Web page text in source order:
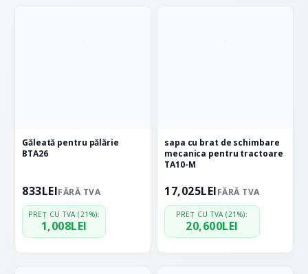
Găleată pentru pălărie
BTA26
833LEIFĂRĂ TVA
PREȚ CU TVA (21%):
1,008LEI
sapa cu brat de schimbare
mecanica pentru tractoare
TA10-M
17,025LEIFĂRĂ TVA
PREȚ CU TVA (21%):
20,600LEI